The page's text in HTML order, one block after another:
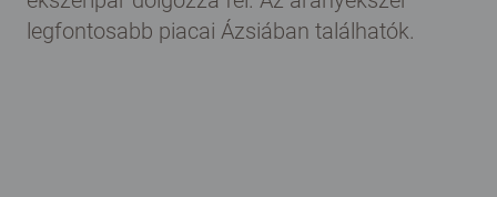
legfontosabb piacai Ázsiában találhatók.